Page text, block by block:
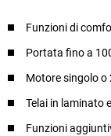
Funzioni di
Portata fino a
Motore singolo o
Telai in laminato
Funzioni